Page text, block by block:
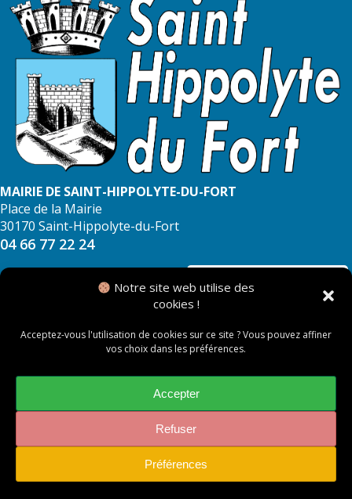
Notre site web utilise des
cookies !
Acceptez-vous l'utilisation de cookies sur ce site ? Vous pouvez affiner
vos choix dans les préférences.
Accepter
Refuser
Préférences
MAIRIE DE SAINT-HIPPOLYTE-DU-FORT
Place de la Mairie
30170 Saint-Hippolyte-du-Fort
04 66 77 22 24
NOUS CONTACTER
Mentions légales
Politique des cookies